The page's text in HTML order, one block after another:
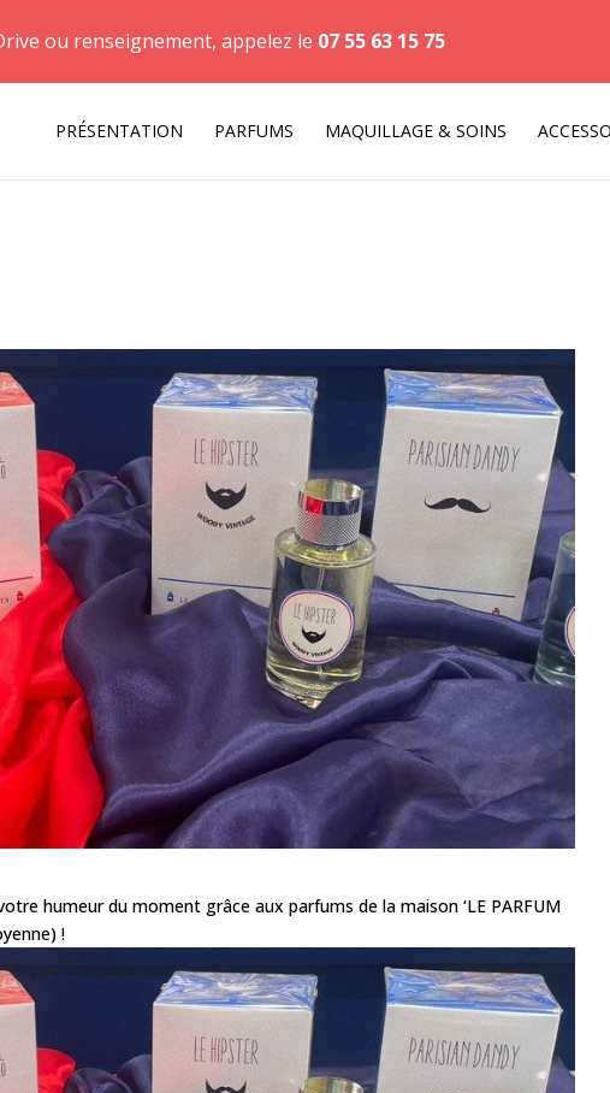
PRÉSENTATION PARFUMS MAQUILLAGE & SOINS
humeur du moment grâce aux parfums de la maison ‘LE PARFUM
!
ou renseignement, appelez le 07 55 63 15 75